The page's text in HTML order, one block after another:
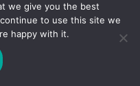
we give you the best
to use this site we
happy with it.